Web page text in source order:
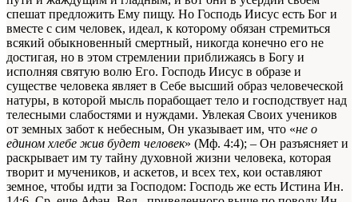
спешат предложить Ему пищу. Но Господь Иисус есть Бог и
вместе с сим человек, идеал, к которому обязан стремиться
всякий обыкновенный смертный, никогда конечно его не
достигая, но в этом стремлении приближаясь в Богу и
исполняя святую волю Его. Господь Иисус в образе и
существе человека являет в Себе высший образ человеческой
натуры, в которой мысль порабощает тело и господствует над
телесными слабостями и нуждами. Увлекая Своих учеников
от земных забот к небесным, Он указывает им, что «не о
едином хлебе жив будет человек» (Мф. 4:4); – Он разъясняет и
раскрывает им ту тайну духовной жизни человека, которая
творит и мучеников, и аскетов, и всех тех, кои оставляют
земное, чтобы идти за Господом: Господь же есть Истина Ин.